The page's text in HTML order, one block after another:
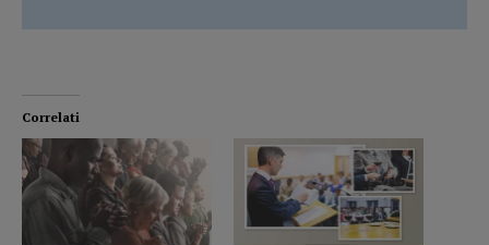
Correlati